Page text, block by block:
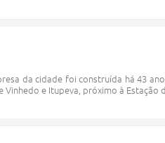
da cidade foi construída há 43
e Itupeva, próximo à Estação